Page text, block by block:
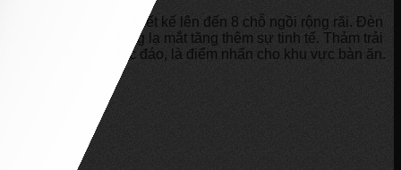
Bàn ăn sang trọng, thiết kế lên đến 8 chỗ ngồi rộng rãi. Đèn
thả trần với kiểu dáng lạ mắt tăng thêm sự tinh tế. Thảm trải
sàn làm tăng sự độc đáo, là điểm nhấn cho khu vực bàn ăn.